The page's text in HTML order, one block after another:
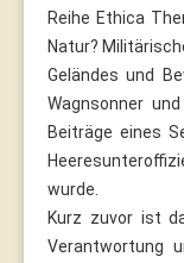
Reihe Ethica
Natur?
Geländes und
Wagnsonner
Beiträge eines
wurde.
Kurz zuvor ist
Verantwortung